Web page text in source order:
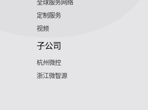
全球服务网络
定制服务
视频
子公司
杭州微控
浙江微智源